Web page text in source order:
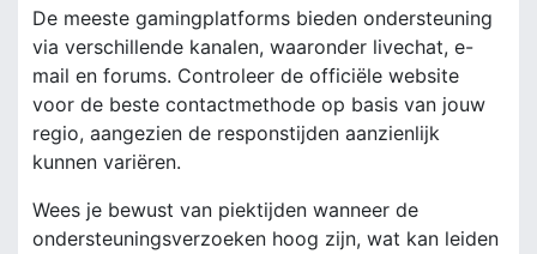
De meeste gamingplatforms bieden ondersteuning
via verschillende kanalen, waaronder livechat, e-
mail en forums. Controleer de officiële website
voor de beste contactmethode op basis van jouw
regio, aangezien de responstijden aanzienlijk
kunnen variëren.
Wees je bewust van piektijden wanneer de
ondersteuningsverzoeken hoog zijn, wat kan leiden